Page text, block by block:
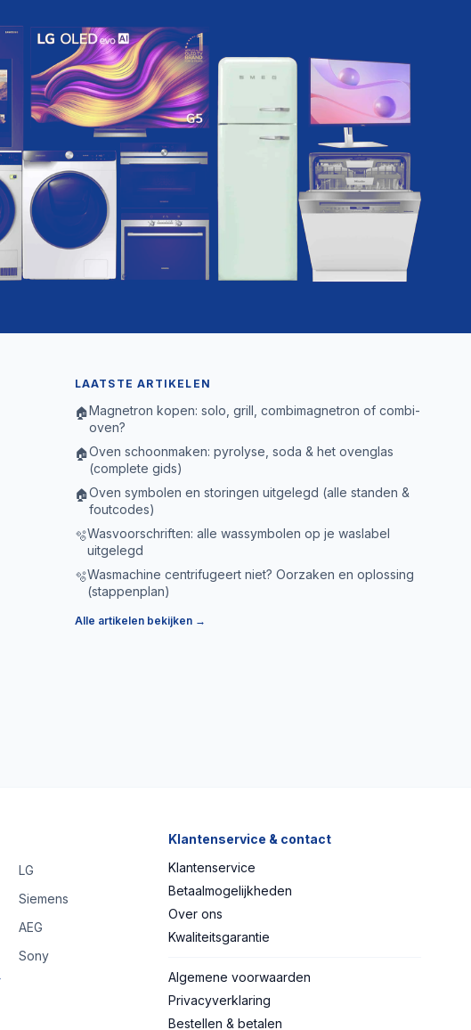
LAATSTE ARTIKELEN
🏠Magnetron kopen: solo, grill, combimagnetron of combi-
oven?
🏠Oven schoonmaken: pyrolyse, soda & het ovenglas
(complete gids)
🏠Oven symbolen en storingen uitgelegd (alle standen &
foutcodes)
🫧Wasvoorschriften: alle wassymbolen op je waslabel
uitgelegd
🫧Wasmachine centrifugeert niet? Oorzaken en oplossing
(stappenplan)
Alle artikelen bekijken →
LG
Siemens
AEG
Sony
Klantenservice & contact
Klantenservice
Betaalmogelijkheden
Over ons
Kwaliteitsgarantie
Algemene voorwaarden
Privacyverklaring
Bestellen & betalen